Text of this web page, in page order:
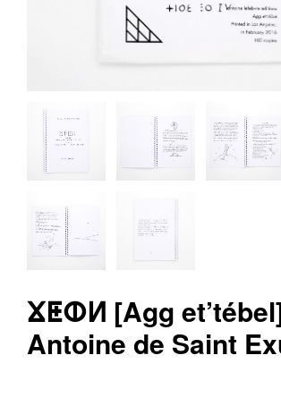
o
n
ⴴⵟⵀⵍ [Agg
Antoine de Saint